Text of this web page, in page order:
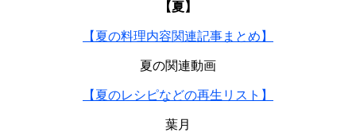
【夏】
【夏の料理内容関連記事まとめ】
夏の関連動画
【夏のレシピなどの再生リスト】
葉月